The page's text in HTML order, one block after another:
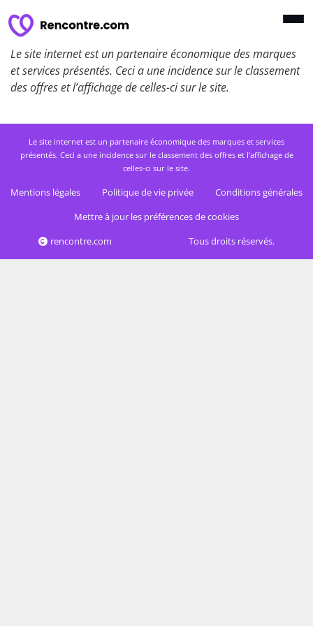
Le site internet est un partenaire économique des marques
et services présentés. Ceci a une incidence sur le classement
des offres et l’affichage de celles-ci sur le site.
Le site internet est un partenaire économique des marques et services
présentés. Ceci a une incidence sur le classement des offres et l’affichage de
celles-ci sur le site.
Mentions légales Politique de vie privée
Conditions générales
Mettre à jour les préférences de cookies
rencontre.com
Tous droits réservés.